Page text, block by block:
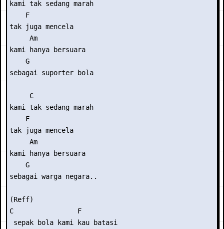
kami tak sedang marah
    F
tak juga mencela
     Am
kami hanya bersuara
    G
sebagai suporter bola
     C
kami tak sedang marah
    F
tak juga mencela
     Am
kami hanya bersuara
    G
sebagai warga negara..
(Reff)
C                F
sepak bola kami kau batasi